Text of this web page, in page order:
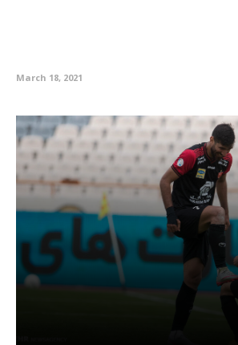
March 18, 2021